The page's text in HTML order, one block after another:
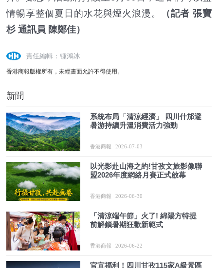
情暢享整個夏日的水花與煙火浪漫。
（記者 張寶
杉 通訊員 陳鄭佳）
責任編輯：锺鴻冰
香港商報版權所有，未經書面允許不得使用。
新聞
系統布局「清涼經濟」 四川什邡避
暑游持續升溫消費活力強勁
香港商報 2026-07-03
以光影赴山海之約!甘孜文旅影像聯
盟2026年度網絡月賽正式啟幕
香港商報 2026-06-30
「清涼端午節」火了! 綿陽方特提
前解鎖暑期狂歡新範式
香港商報 2026-06-22
官宣福利！四川甘孜115家A級景區